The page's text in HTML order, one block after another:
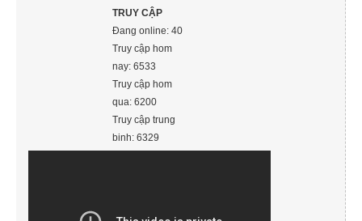
TRUY CẬP
Đang online: 40
Truy cập hom
nay: 6533
Truy cập hom
qua: 6200
Truy cập trung
binh: 6329